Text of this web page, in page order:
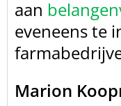
aan
eveneens te
Marion